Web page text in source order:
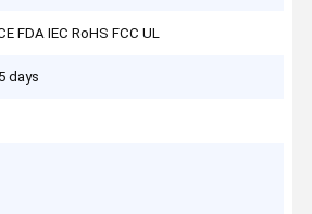
FDA IEC RoHS FCC UL
days